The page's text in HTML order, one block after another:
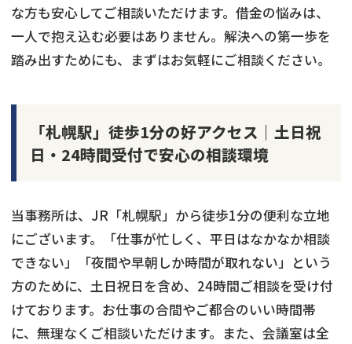
な方も安心してご相談いただけます。借金の悩みは、
一人で抱え込む必要はありません。解決への第一歩を
踏み出すためにも、まずはお気軽にご相談ください。
「札幌駅」徒歩1分の好アクセス｜土日祝
日・24時間受付で安心の相談環境
当事務所は、JR「札幌駅」から徒歩1分の便利な立地
にございます。「仕事が忙しく、平日はなかなか相談
できない」「夜間や早朝しか時間が取れない」という
方のために、土日祝日を含め、24時間ご相談を受け付
けております。お仕事の合間やご都合のいい時間帯
に、無理なくご相談いただけます。また、会議室は全